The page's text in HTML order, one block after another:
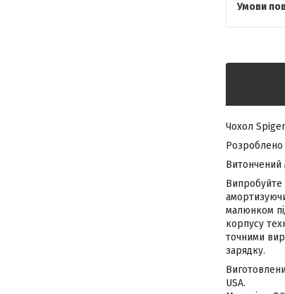
Чохол
Розроблено
Витончений
Випробуйте
малюнком
корпусу
точними
зарядку.
USA.